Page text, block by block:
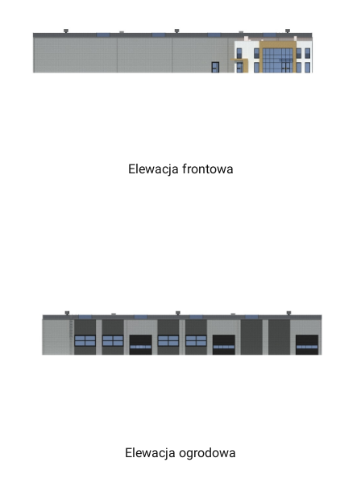
Elewacja frontowa
Elewacja ogrodowa